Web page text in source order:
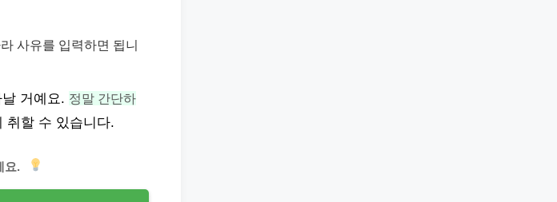
사유를 입력하면 됩니
거예요. 정말 간단하
취할 수 있습니다.
요.